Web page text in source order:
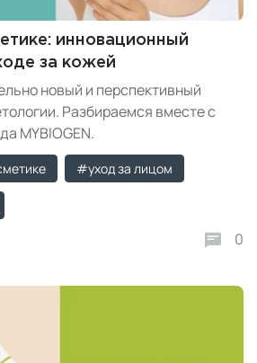
инновационный
за кожей
новый и перспективный
Разбираемся вместе с
MYBIOGEN.
#уход за лицом
0